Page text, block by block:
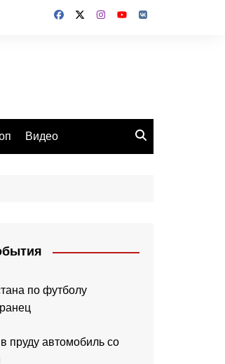
Видео
по футболу
пруду автомобиль со